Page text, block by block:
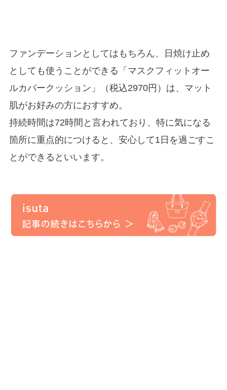
ファンデーションとしてはもちろん、日焼け止め
としても使うことができる「マスクフィットオー
ルカバークッション」（税込2970円）は、マット
肌がお好みの方におすすめ。
持続時間は72時間と言われており、特に気になる
箇所に重点的につけると、安心して1日を過ごすこ
とができるといいます。